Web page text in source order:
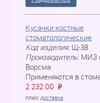
Кусачки костные
стоматологические
Код изделия: Щ-38
Производитель: МИЗ
Ворсма
Применяются в
2 232.00
=
P
плюс доставка